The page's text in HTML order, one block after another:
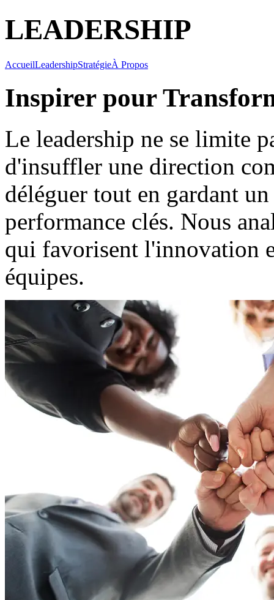
LEADERSHIP
AccueilLeadershipStratégieÀ Propos
Inspirer pour
Le leadership ne se limite
d'insuffler une direction
déléguer tout en gardant
performance clés. Nous
qui favorisent l'innovation
équipes.